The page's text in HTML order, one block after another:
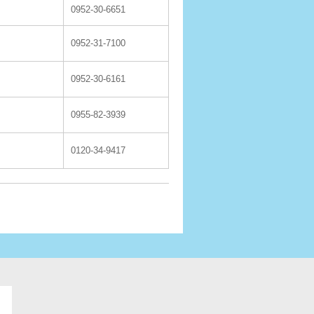
0952-30-6651
0952-31-7100
0952-30-6161
0955-82-3939
0120-34-9417